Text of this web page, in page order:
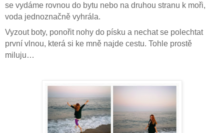
se vydáme rovnou do bytu nebo na druhou stranu k moři,
voda jednoznačně vyhrála.
Vyzout boty, ponořit nohy do písku a nechat se polechtat
první vlnou, která si ke mně najde cestu. Tohle prostě
miluju…